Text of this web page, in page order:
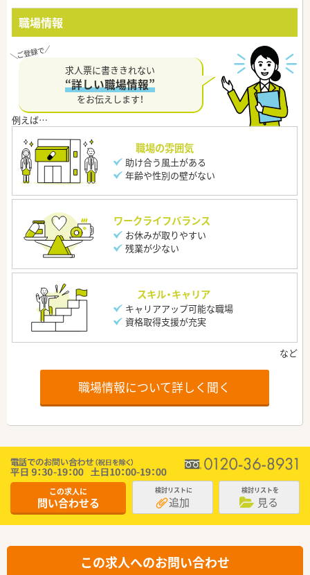
職場情報
求人票に書ききれない
“詳しい職場情報”
をお伝えします！
職場の雰囲気
助け合う風土がある
年齢や性別の壁がない
ワークライフバランス
お休みが取りやすい
残業が少ない
スキル・キャリア
キャリアアップ可能な職場
資格取得支援が充実
職場情報について詳しく聞く
この求人に
問い合わせる
検討リストに
追加
検討リストを
見る
この求人へのお問い合わせ